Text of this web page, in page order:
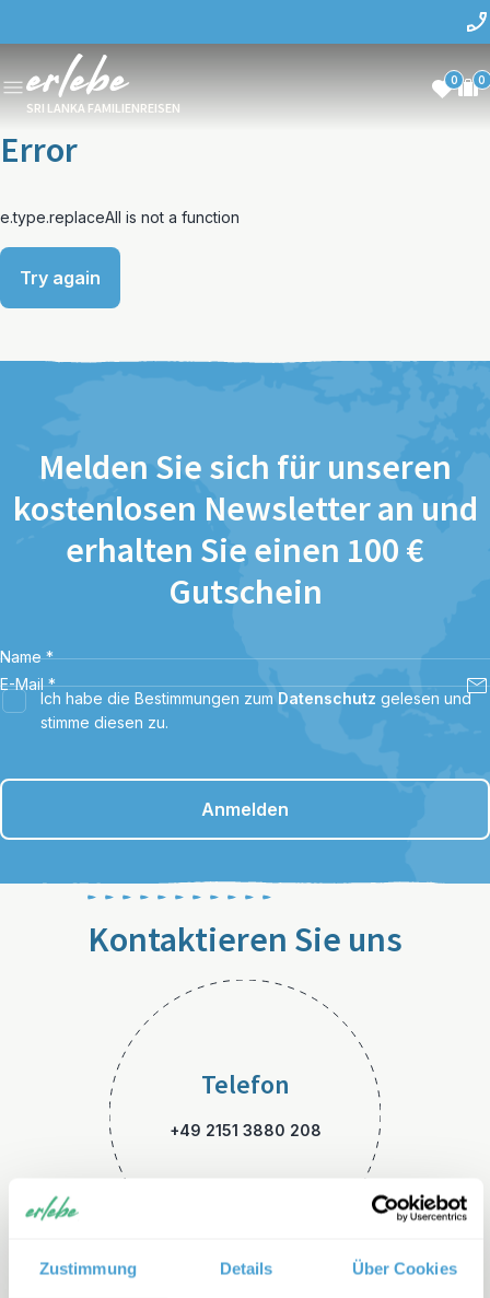
Zustimmung Details Über Cookies
SRI LANKA FAMILIENREISEN
0 0
Error
e.type.replaceAll is not a function
Try again
Melden Sie sich für unseren
kostenlosen Newsletter an und
erhalten Sie einen 100 €
Gutschein
Name *
E-Mail *
Ich habe die Bestimmungen zum Datenschutz gelesen und
stimme diesen zu.
Anmelden
Kontaktieren Sie uns
Telefon
+49 2151 3880 208